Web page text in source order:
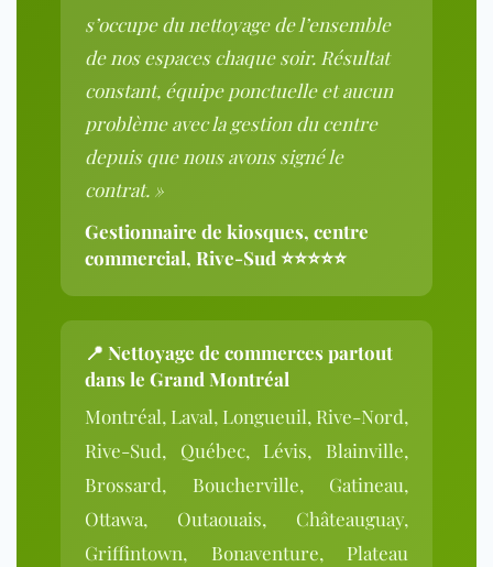
s’occupe du nettoyage de l’ensemble
de nos espaces chaque soir. Résultat
constant, équipe ponctuelle et aucun
problème avec la gestion du centre
depuis que nous avons signé le
contrat. »
Gestionnaire de kiosques, centre
commercial, Rive-Sud ⭐⭐⭐⭐⭐
📍 Nettoyage de commerces partout
dans le Grand Montréal
Montréal, Laval, Longueuil, Rive-Nord,
Rive-Sud, Québec, Lévis, Blainville,
Brossard, Boucherville, Gatineau,
Ottawa, Outaouais, Châteauguay,
Griffintown, Bonaventure, Plateau